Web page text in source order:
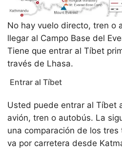
No hay vuelo directo, tren o
llegar al Campo Base del
Tiene que entrar al Tíbet
través de Lhasa.
Entrar al Tíbet
Usted puede entrar al Tíbet
avión, tren o autobús. La
una comparación de los
va por carretera desde